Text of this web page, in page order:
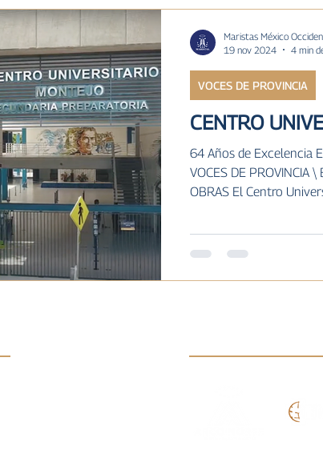
celebrada del 6 al 12 de
considerada uno de los
CENTRO
64 Años de Excelencia
VOCES DE PROVINCIA \
OBRAS El Centro
VOCES DE PROVINCIA
Maristas México
19 nov 2024
4 min